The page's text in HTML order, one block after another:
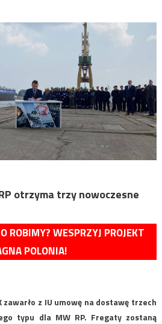
otrzyma trzy nowoczesne
ROBIMY? WESPRZYJ PROJEKT
POLONIA!
zawarło z IU umowę na dostawę trzech
typu dla MW RP. Fregaty zostaną